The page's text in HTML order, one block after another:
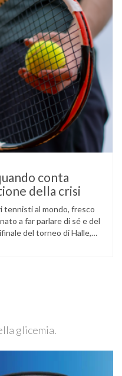
conta
della crisi
tennisti al mondo, fresco
a far parlare di sé e del
del torneo di Halle,
glicemia.